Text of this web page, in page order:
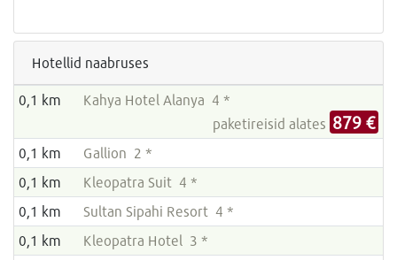
Hotellid naabruses
0,1 km
Kahya Hotel Alanya 4 *
paketireisid alates 879 €
0,1 km
Gallion 2 *
0,1 km
Kleopatra Suit 4 *
0,1 km
Sultan Sipahi Resort 4 *
0,1 km
Kleopatra Hotel 3 *